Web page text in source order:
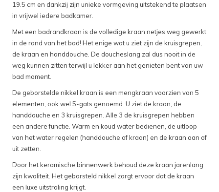
19.5 cm en dankzij zijn unieke vormgeving uitstekend te plaatsen
in vrijwel iedere badkamer.
Met een badrandkraan is de volledige kraan netjes weg gewerkt
in de rand van het bad! Het enige wat u ziet zijn de kruisgrepen,
de kraan en handdouche. De doucheslang zal dus nooit in de
weg kunnen zitten terwijl u lekker aan het genieten bent van uw
bad moment.
De geborstelde nikkel kraan is een mengkraan voorzien van 5
elementen, ook wel 5-gats genoemd. U ziet de kraan, de
handdouche en 3 kruisgrepen. Alle 3 de kruisgrepen hebben
een andere functie. Warm en koud water bedienen, de uitloop
van het water regelen (handdouche of kraan) en de kraan aan of
uit zetten.
Door het keramische binnenwerk behoud deze kraan jarenlang
zijn kwaliteit. Het geborsteld nikkel zorgt ervoor dat de kraan
een luxe uitstraling krijgt.